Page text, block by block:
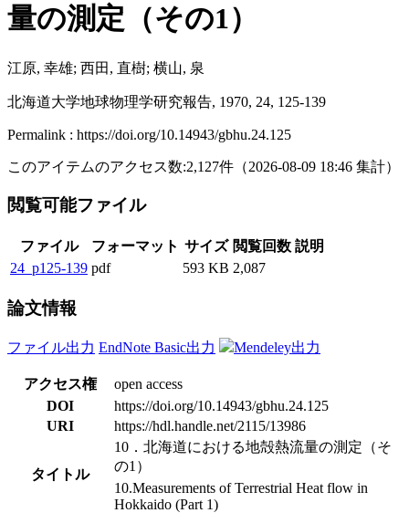
量の測定（その1）
江原, 幸雄; 西田, 直樹; 横山, 泉
北海道大学地球物理学研究報告, 1970, 24, 125-139
Permalink : https://doi.org/10.14943/gbhu.24.125
このアイテムのアクセス数:2,127件 （2026-08-09 18:46 集計）
閲覧可能ファイル
ファイル フォーマット サイズ 閲覧回数 説明
24_p125-139 pdf 593 KB 2,087
論文情報
ファイル出力 EndNote Basic出力 Mendeley出力
アクセス権
open access
DOI
https://doi.org/10.14943/gbhu.24.125
URI
https://hdl.handle.net/2115/13986
タイトル
10．北海道における地殻熱流量の測定（そ
の1）
10.Measurements of Terrestrial Heat flow in
Hokkaido (Part 1)